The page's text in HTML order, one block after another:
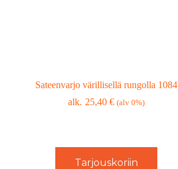
Sateenvarjo värillisellä rungolla 1084
25,40 € (alv 0%)
Tarjouskoriin